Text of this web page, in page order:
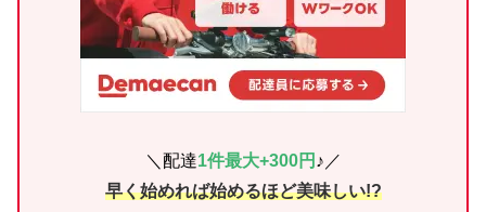
＼配達1件最大+300円 ♪／
早く始めれば始めるほど美味しい!?